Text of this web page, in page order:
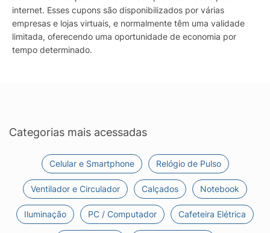
internet. Esses cupons são disponibilizados por várias
empresas e lojas virtuais, e normalmente têm uma validade
limitada, oferecendo uma oportunidade de economia por
tempo determinado.
Categorias mais acessadas
Celular e Smartphone Relógio de Pulso
Ventilador e Circulador Calçados Notebook
Iluminação PC / Computador Cafeteira Elétrica